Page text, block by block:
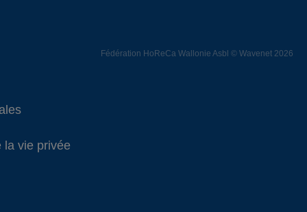
la vie privée
Fédération HoReCa Wallonie Asbl © Wavenet 2026